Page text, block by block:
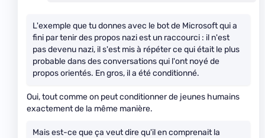
L'exemple que tu donnes avec le bot de Microsoft qui a
fini par tenir des propos nazi est un raccourci : il n'est
pas devenu nazi, il s'est mis à répéter ce qui était le plus
probable dans des conversations qui l'ont noyé de
propos orientés. En gros, il a été conditionné.
Oui, tout comme on peut conditionner de jeunes humains
exactement de la même manière.
Mais est-ce que ça veut dire qu'il en comprenait la